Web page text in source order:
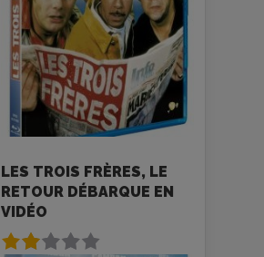
LES TROIS FRÈRES, LE
RETOUR DÉBARQUE EN
VIDÉO